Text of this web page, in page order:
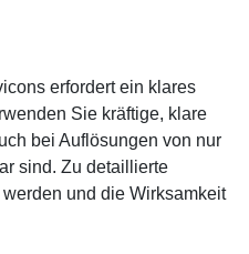
erfordert ein klares
Sie kräftige, klare
bei Auflösungen von nur
sind. Zu detaillierte
und die Wirksamkeit